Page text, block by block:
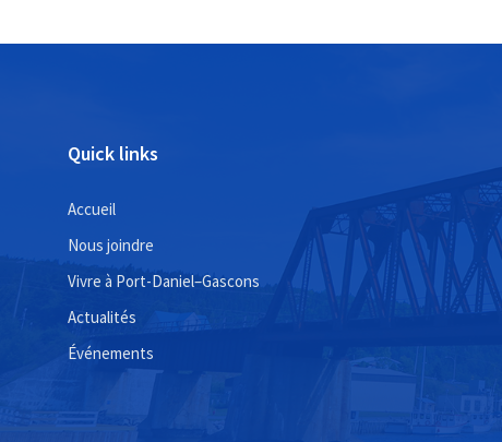
Quick links
Accueil
Nous joindre
Vivre à Port-Daniel–Gascons
Actualités
Événements